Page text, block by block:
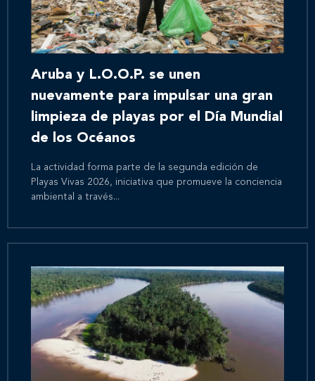
Aruba y L.O.O.P. se unen
nuevamente para impulsar una gran
limpieza de playas por el Día Mundial
de los Océanos
La actividad forma parte de la segunda edición de
Playas Vivas 2026, iniciativa que promueve la conciencia
ambiental a través...